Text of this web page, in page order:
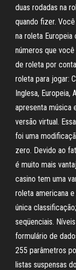
duas rodadas na
quando fizer.
na roleta Europeia
números que
de roleta por
roleta para jogar:
Inglesa, Europeia,
apresenta música
versão virtual.
foi uma
zero. Devido ao
é muito mais
casino tem uma
roleta americana
única
seqüenciais.
formulário de
255 parâmetros
listas suspensas